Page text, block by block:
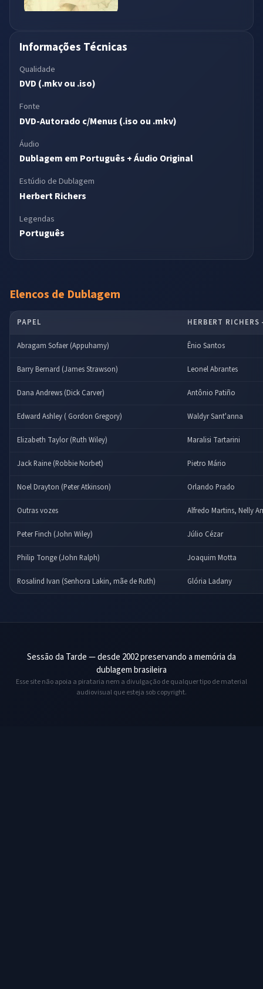
Informações Técnicas
Qualidade
DVD (.mkv ou .iso)
Fonte
DVD-Autorado c/Menus (.iso ou .mkv)
Áudio
Dublagem em Português + Áudio Original
Estúdio de Dublagem
Herbert Richers
Legendas
Português
Elencos de Dublagem
PAPEL HERBERT RICHERS
Abragam Sofaer (Appuhamy) Ênio Santos
Barry Bernard (James Strawson) Leonel Abrantes
Dana Andrews (Dick Carver) Antônio Patiño
Edward Ashley ( Gordon Gregory) Waldyr Sant'anna
Elizabeth Taylor (Ruth Wiley) Maralisi Tartarini
Jack Raine (Robbie Norbet) Pietro Mário
Noel Drayton (Peter Atkinson) Orlando Prado
Outras vozes Alfredo Martins, Nelly
Peter Finch (John Wiley) Júlio Cézar
Philip Tonge (John Ralph) Joaquim Motta
Rosalind Ivan (Senhora Lakin, mãe de Ruth) Glória Ladany
Sessão da Tarde — desde 2002 preservando a memória da
dublagem brasileira
Esse site não apoia a pirataria nem a divulgação de qualquer tipo de material
audiovisual que esteja sob copyright.